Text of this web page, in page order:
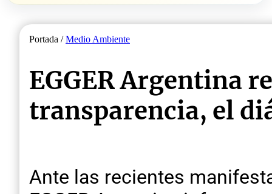
Portada /Medio Ambiente
EGGER Argentina
transparencia, el
Ante las recientes